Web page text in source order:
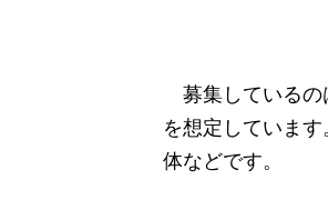
募集しているの
を想定していま
体などです。